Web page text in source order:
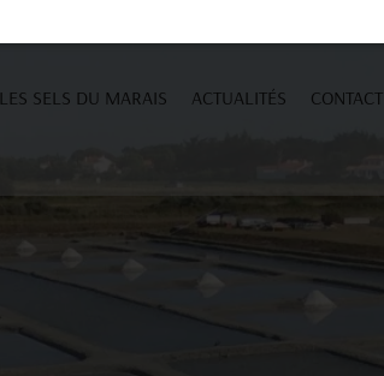
LES SELS DU MARAIS ACTUALITÉS CONTACT